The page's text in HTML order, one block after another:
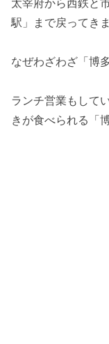
太宰府から西鉄と
駅」まで戻ってき
なぜわざわざ「博
ランチ営業もして
きが食べられる「